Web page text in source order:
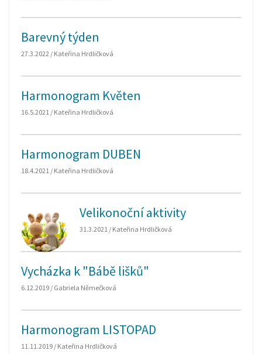
Barevný týden
27.3.2022 / Kateřina Hrdličková
Harmonogram Květen
16.5.2021 / Kateřina Hrdličková
Harmonogram DUBEN
18.4.2021 / Kateřina Hrdličková
Velikonoční aktivity
31.3.2021 / Kateřina Hrdličková
Vycházka k "Bábě lišků"
6.12.2019 / Gabriela Němečková
Harmonogram LISTOPAD
11.11.2019 / Kateřina Hrdličková